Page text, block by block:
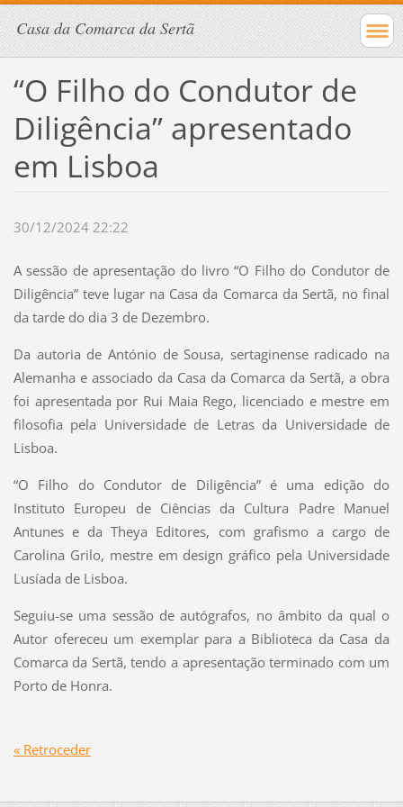
Casa da Comarca da Sertã
“O Filho do Condutor de
Diligência” apresentado
em Lisboa
30/12/2024 22:22
A sessão de apresentação do livro “O Filho do Condutor de
Diligência” teve lugar na Casa da Comarca da Sertã, no final
da tarde do dia 3 de Dezembro.
Da autoria de António de Sousa, sertaginense radicado na
Alemanha e associado da Casa da Comarca da Sertã, a obra
foi apresentada por Rui Maia Rego, licenciado e mestre em
filosofia pela Universidade de Letras da Universidade de
Lisboa.
“O Filho do Condutor de Diligência” é uma edição do
Instituto Europeu de Ciências da Cultura Padre Manuel
Antunes e da Theya Editores, com grafismo a cargo de
Carolina Grilo, mestre em design gráfico pela Universidade
Lusíada de Lisboa.
Seguiu-se uma sessão de autógrafos, no âmbito da qual o
Autor ofereceu um exemplar para a Biblioteca da Casa da
Comarca da Sertã, tendo a apresentação terminado com um
Porto de Honra.
« Retroceder